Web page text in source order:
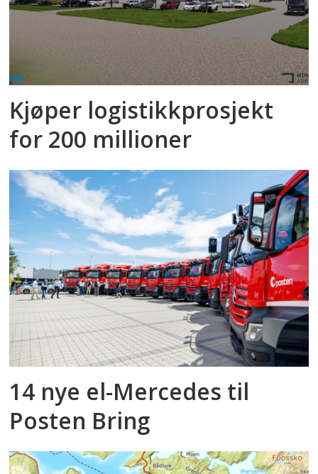
Kjøper logistikkprosjekt
for 200 millioner
14 nye el-Mercedes til
Posten Bring